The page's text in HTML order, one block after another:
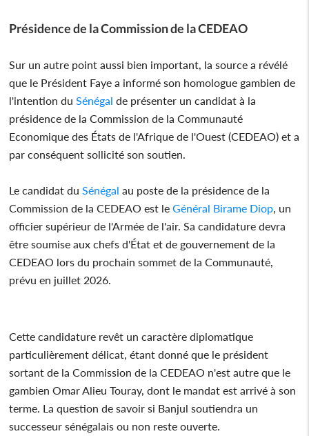
Présidence de la Commission de la CEDEAO
Sur un autre point aussi bien important, la source a révélé
que le Président Faye a informé son homologue gambien de
l'intention du Sénégal de présenter un candidat à la
présidence de la Commission de la Communauté
Economique des États de l'Afrique de l'Ouest (CEDEAO) et a
par conséquent sollicité son soutien.
Le candidat du Sénégal au poste de la présidence de la
Commission de la CEDEAO est le Général Birame Diop , un
officier supérieur de l'Armée de l'air. Sa candidature devra
être soumise aux chefs d'État et de gouvernement de la
CEDEAO lors du prochain sommet de la Communauté,
prévu en juillet 2026.
Cette candidature revêt un caractère diplomatique
particulièrement délicat, étant donné que le président
sortant de la Commission de la CEDEAO n'est autre que le
gambien Omar Alieu Touray, dont le mandat est arrivé à son
terme. La question de savoir si Banjul soutiendra un
successeur sénégalais ou non reste ouverte.